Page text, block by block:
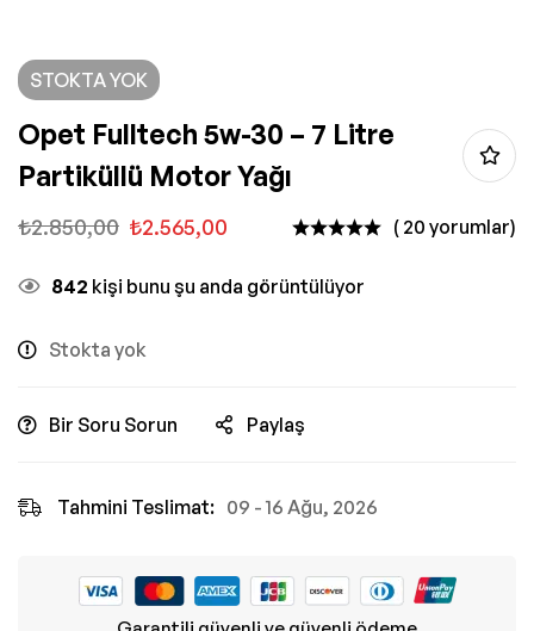
STOKTA YOK
Opet Fulltech 5w-30 – 7 Litre
Partiküllü Motor Yağı
₺2.850,00 ₺2.565,00 ( 20 yorumlar)
842 kişi bunu şu anda görüntülüyor
Stokta yok
Bir Soru Sorun Paylaş
Tahmini Teslimat: 09 - 16 Ağu, 2026